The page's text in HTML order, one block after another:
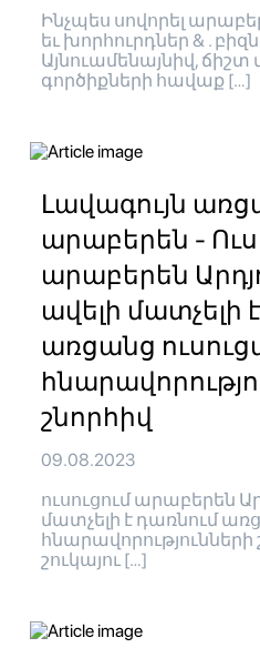
Ինչպես սովորել
եւ խորհուրդներ & .
Այնուամենայնիվ, ճիշտ
գործիքների հավաք […]
Լավագույն
արաբերեն -
արաբերեն
ավելի մատչելի
առցանց
շնորհիվ
09.08.2023
ուսուցում արաբերեն
մատչելի է դառնում
հնարավորությունների
շուկայու […]